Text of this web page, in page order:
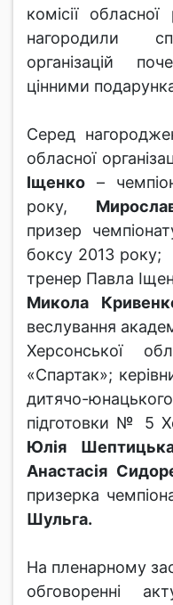
комісії
нагородили
організацій
цінними
Серед
обласної
Іщенко –
року,
призер
боксу 2013 року;
тренер Павла
Микола
веслування
Херсонської
«Спартак»;
дитячо-
підготовки № 5
Юлія
Анастасія
призерка
Шульга.
На пленарному
обговоренні